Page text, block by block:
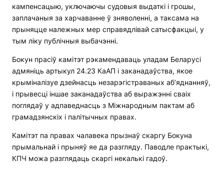
кампенсацыю, уключаючы судовыя выдаткі і грошы,
заплачаныя за харчаванне ў зняволенні, а таксама на
прыняцце належных мер справядлівай сатысфакцыі, у
тым ліку публічныя выбачэнні.
Бокун прасіў камітэт рэкамендаваць уладам Беларусі
адмяніць артыкул 24.23 КаАП і заканадаўства, якое
крыміналізуе дзейнасць незарэгістраваных аб’яднанняў,
і прывесці іншае заканадаўства аб выражэнні сваіх
поглядаў у адпаведнасць з Міжнародным пактам аб
грамадзянскіх і палітычных правах.
Камітэт па правах чалавека прызнаў скаргу Бокуна
прымальнай і прыняў яе да разгляду. Паводле практыкі,
КПЧ можа разглядаць скаргі некалькі гадоў.